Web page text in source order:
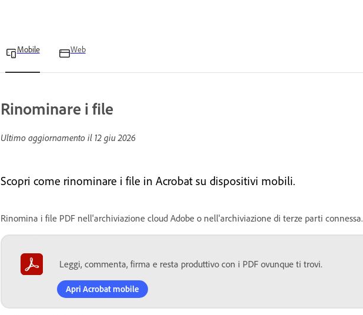
Mobile Web
Rinominare i file
Ultimo aggiornamento il 12 giu 2026
Scopri come rinominare i file in Acrobat su dispositivi mobili.
Rinomina i file PDF nell'archiviazione cloud Adobe o nell'archiviazione di terze parti connessa.
Leggi, commenta, firma e resta produttivo con i PDF ovunque ti trovi.
Apri Acrobat mobile